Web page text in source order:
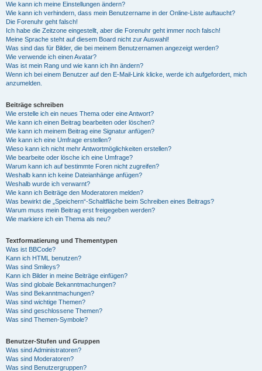
Wie kann ich meine Einstellungen ändern?
Wie kann ich verhindern, dass mein Benutzername in der Online-Liste auftaucht?
Die Forenuhr geht falsch!
Ich habe die Zeitzone eingestellt, aber die Forenuhr geht immer noch falsch!
Meine Sprache steht auf diesem Board nicht zur Auswahl!
Was sind das für Bilder, die bei meinem Benutzernamen angezeigt werden?
Wie verwende ich einen Avatar?
Was ist mein Rang und wie kann ich ihn ändern?
Wenn ich bei einem Benutzer auf den E-Mail-Link klicke, werde ich aufgefordert, mich
anzumelden.
Beiträge schreiben
Wie erstelle ich ein neues Thema oder eine Antwort?
Wie kann ich einen Beitrag bearbeiten oder löschen?
Wie kann ich meinem Beitrag eine Signatur anfügen?
Wie kann ich eine Umfrage erstellen?
Wieso kann ich nicht mehr Antwortmöglichkeiten erstellen?
Wie bearbeite oder lösche ich eine Umfrage?
Warum kann ich auf bestimmte Foren nicht zugreifen?
Weshalb kann ich keine Dateianhänge anfügen?
Weshalb wurde ich verwarnt?
Wie kann ich Beiträge den Moderatoren melden?
Was bewirkt die „Speichern“-Schaltfläche beim Schreiben eines Beitrags?
Warum muss mein Beitrag erst freigegeben werden?
Wie markiere ich ein Thema als neu?
Textformatierung und Thementypen
Was ist BBCode?
Kann ich HTML benutzen?
Was sind Smileys?
Kann ich Bilder in meine Beiträge einfügen?
Was sind globale Bekanntmachungen?
Was sind Bekanntmachungen?
Was sind wichtige Themen?
Was sind geschlossene Themen?
Was sind Themen-Symbole?
Benutzer-Stufen und Gruppen
Was sind Administratoren?
Was sind Moderatoren?
Was sind Benutzergruppen?